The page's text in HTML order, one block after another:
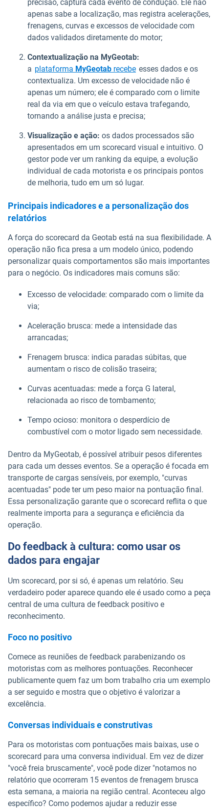
precisão, captura cada evento de condução. Ele não
apenas sabe a localização, mas registra acelerações,
frenagens, curvas e excessos de velocidade com
dados validados diretamente do motor;
Contextualização na MyGeotab:
a plataforma MyGeotab recebe esses dados e os
contextualiza. Um excesso de velocidade não é
apenas um número; ele é comparado com o limite
real da via em que o veículo estava trafegando,
tornando a análise justa e precisa;
Visualização e ação: os dados processados são
apresentados em um scorecard visual e intuitivo. O
gestor pode ver um ranking da equipe, a evolução
individual de cada motorista e os principais pontos
de melhoria, tudo em um só lugar.
Principais indicadores e a personalização dos
relatórios
A força do scorecard da Geotab está na sua flexibilidade. A
operação não fica presa a um modelo único, podendo
personalizar quais comportamentos são mais importantes
para o negócio. Os indicadores mais comuns são:
Excesso de velocidade: comparado com o limite da
via;
Aceleração brusca: mede a intensidade das
arrancadas;
Frenagem brusca: indica paradas súbitas, que
aumentam o risco de colisão traseira;
Curvas acentuadas: mede a força G lateral,
relacionada ao risco de tombamento;
Tempo ocioso: monitora o desperdício de
combustível com o motor ligado sem necessidade.
Dentro da MyGeotab, é possível atribuir pesos diferentes
para cada um desses eventos. Se a operação é focada em
transporte de cargas sensíveis, por exemplo, "curvas
acentuadas" pode ter um peso maior na pontuação final.
Essa personalização garante que o scorecard reflita o que
realmente importa para a segurança e eficiência da
operação.
Do feedback à cultura: como usar os
dados para engajar
Um scorecard, por si só, é apenas um relatório. Seu
verdadeiro poder aparece quando ele é usado como a peça
central de uma cultura de feedback positivo e
reconhecimento.
Foco no positivo
Comece as reuniões de feedback parabenizando os
motoristas com as melhores pontuações. Reconhecer
publicamente quem faz um bom trabalho cria um exemplo
a ser seguido e mostra que o objetivo é valorizar a
excelência.
Conversas individuais e construtivas
Para os motoristas com pontuações mais baixas, use o
scorecard para uma conversa individual. Em vez de dizer
"você freia bruscamente", você pode dizer "notamos no
relatório que ocorreram 15 eventos de frenagem brusca
esta semana, a maioria na região central. Aconteceu algo
específico? Como podemos ajudar a reduzir esse